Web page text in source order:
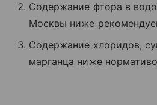
Содержание фтора в
Москвы ниже
Содержание хлоридов,
марганца ниже